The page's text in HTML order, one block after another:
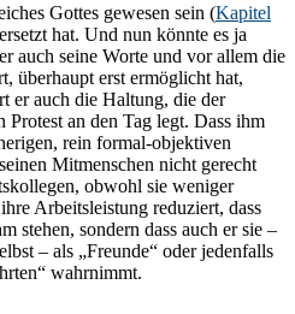
Gottes gewesen sein (Kapitel
hat. Und nun könnte es ja
auch seine Worte und vor allem die
überhaupt erst ermöglicht hat,
er auch die Haltung, die der
an den Tag legt. Dass ihm
rein formal-objektiven
Mitmenschen nicht gerecht
obwohl sie weniger
Arbeitsleistung reduziert, dass
stehen, sondern dass auch er sie –
– als „Freunde“ oder jedenfalls
wahrnimmt.